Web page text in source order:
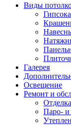
Виды
Галерея
Освещение
Ремонт и
Отделка
Паро- и